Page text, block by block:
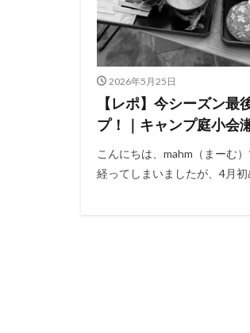
2026年5月25日
【レポ】今シーズン最
プ！｜キャンプ庭小会
こんにちは、mahm（まーむ
経ってしまいましたが、4月